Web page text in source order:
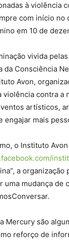
à violência
com início
em 10 de
vivida
Consciência
Avon,
contra a
artísticos,
mais
o Instituto
a
mudança de
Mercury são
reforço de